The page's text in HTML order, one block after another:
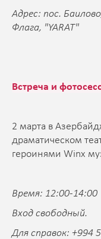
Адрес: пос.
Флага, "YARAT"
Встреча и
2 марта в
драматическом
героинями Winx
Время: 12:00-14:00
Вход свободный.
Для справок: +994